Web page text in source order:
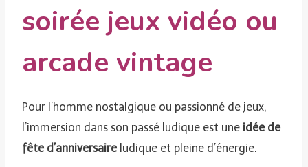
soirée jeux vidéo ou
arcade vintage
Pour l’homme nostalgique ou passionné de jeux,
l’immersion dans son passé ludique est une idée de
fête d’anniversaireludique et pleine d’énergie.